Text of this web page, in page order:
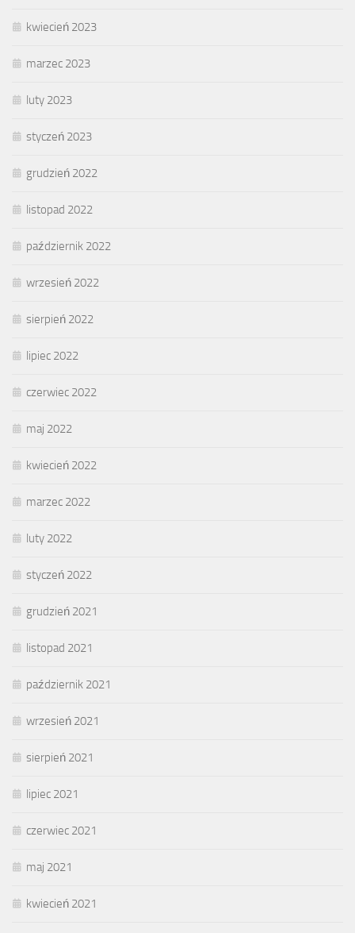
kwiecień 2023
marzec 2023
luty 2023
styczeń 2023
grudzień 2022
listopad 2022
październik 2022
wrzesień 2022
sierpień 2022
lipiec 2022
czerwiec 2022
maj 2022
kwiecień 2022
marzec 2022
luty 2022
styczeń 2022
grudzień 2021
listopad 2021
październik 2021
wrzesień 2021
sierpień 2021
lipiec 2021
czerwiec 2021
maj 2021
kwiecień 2021